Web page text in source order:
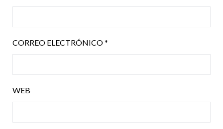
CORREO ELECTRÓNICO*
WEB